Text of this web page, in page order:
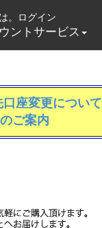
。ログイン
ントサービス
口座変更について
ご案内